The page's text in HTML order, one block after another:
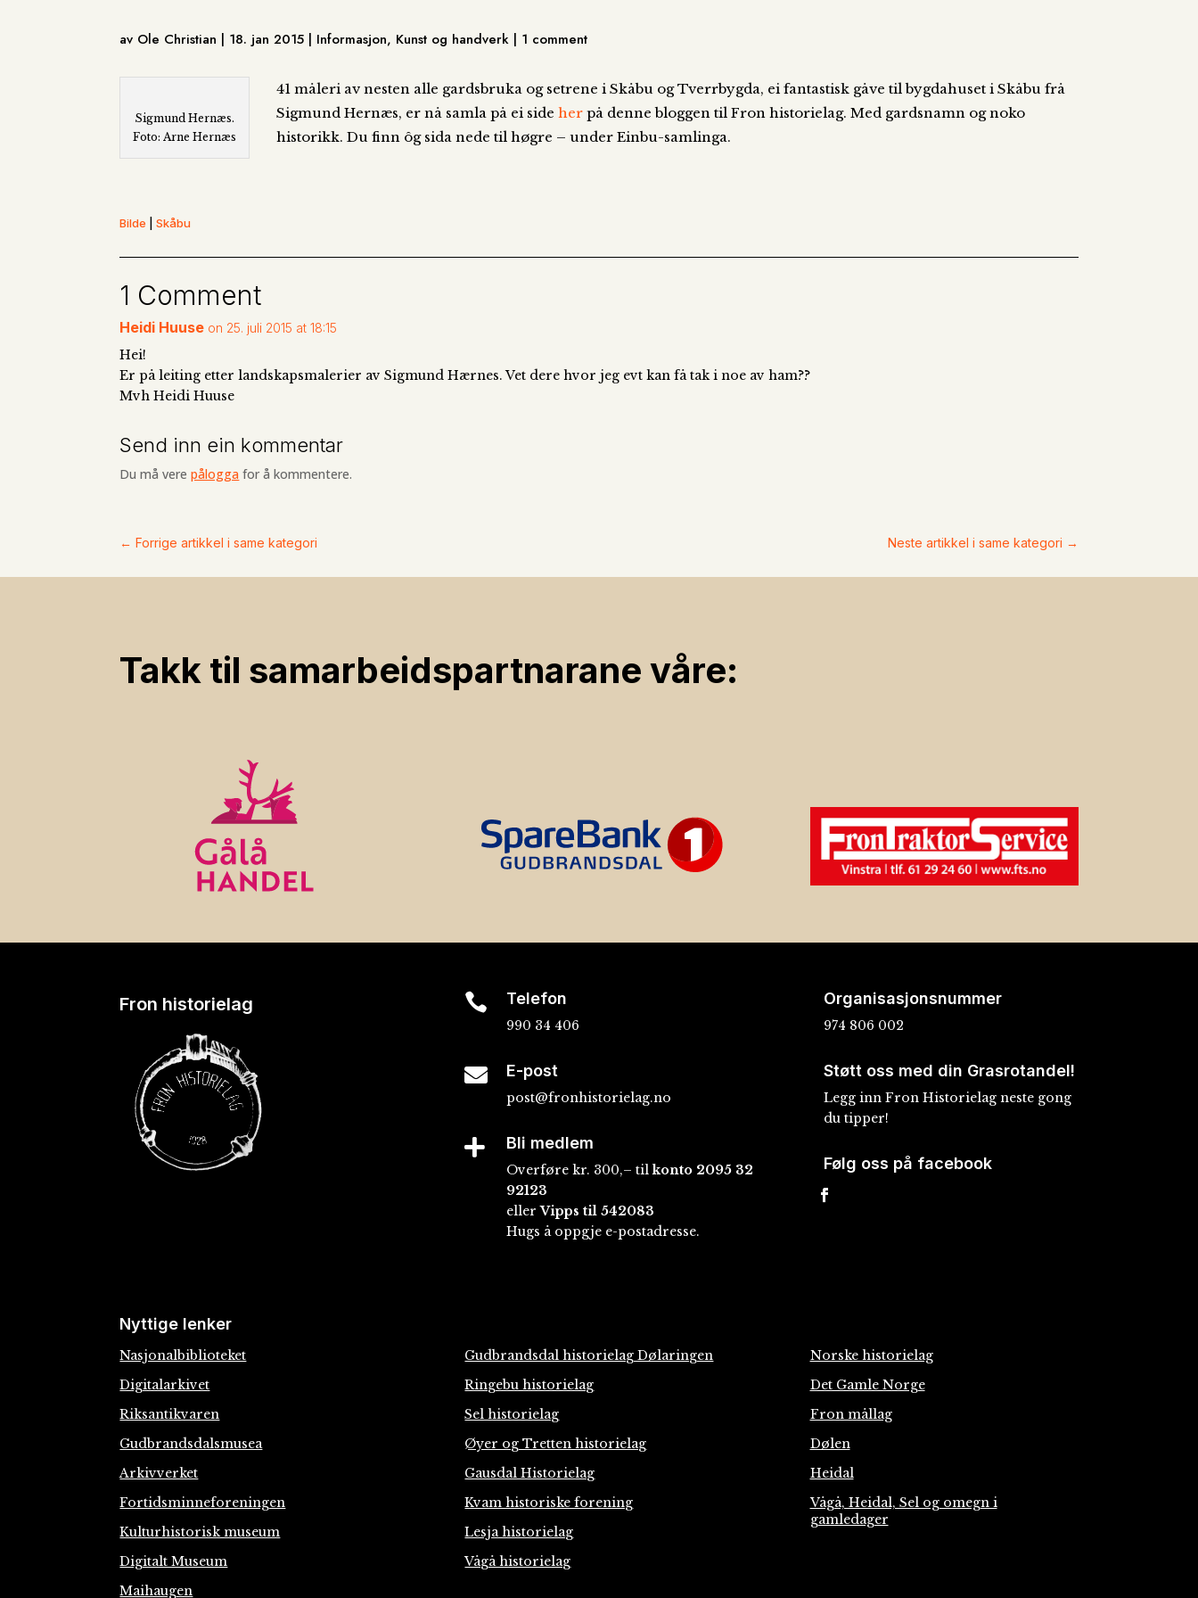
av Ole Christian | 18. jan 2015 | Informasjon, Kunst og handverk | 1 comment
Sigmund Hernæs.
Foto: Arne Hernæs
41 måleri av nesten alle gardsbruka og setrene i Skåbu og Tverrbygda, ei fantastisk gåve til bygdahuset i Skåbu frå
Sigmund Hernæs, er nå samla på ei sideher på denne bloggen til Fron historielag. Med gardsnamn og noko
historikk. Du finn ôg sida nede til høgre – under Einbu-samlinga.
Bilde |Skåbu
1 Comment
Heidi Huuse on 25. juli 2015 at 18:15
Hei!
Er på leiting etter landskapsmalerier av Sigmund Hærnes. Vet dere hvor jeg evt kan få tak i noe av ham??
Mvh Heidi Huuse
Send inn ein kommentar
Du må verepålogga for å kommentere.
←Forrige artikkel i same kategori Neste artikkel i same kategori →
Takk til samarbeids­partnarane våre:
Fron historielag  Telefon
990 34 406
 E-post
post@fronhistorielag.no
 Bli medlem
Overføre kr. 300,– tilkonto 2095 32
92123
ellerVipps til 542083
Hugs å oppgje e-postadresse.
Organisasjonsnummer
974 806 002
Støtt oss med din Grasrotandel!
Legg inn Fron Historielag neste gong
du tipper!
Følg oss på facebook
Nyttige lenker
Nasjonalbiblioteket
Digitalarkivet
Riksantikvaren
Gudbrandsdalsmusea
Arkivverket
Fortidsminneforeningen
Kulturhistorisk museum
Digitalt Museum
Maihaugen
Gudbrandsdal historielag Dølaringen
Ringebu historielag
Sel historielag
Øyer og Tretten historielag
Gausdal Historielag
Kvam historiske forening
Lesja historielag
Vågå historielag
Norske historielag
Det Gamle Norge
Fron mållag
Dølen
Heidal
Vågå, Heidal, Sel og omegn i
gamledager